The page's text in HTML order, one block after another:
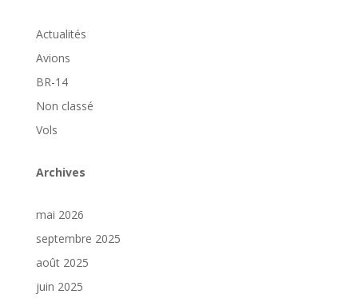
Actualités
Avions
BR-14
Non classé
Vols
Archives
mai 2026
septembre 2025
août 2025
juin 2025